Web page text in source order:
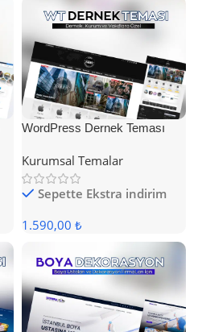
WordPress Dernek Teması
Kurumsal Temalar
Sepette Ekstra indirim
1.590,00 ₺